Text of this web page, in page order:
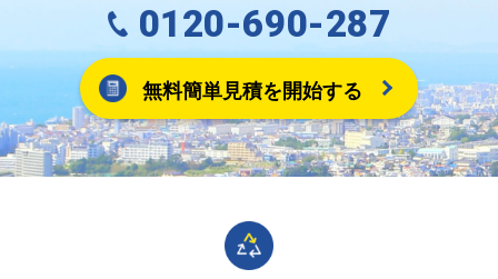
0120-690-287
無料簡単見積を開始する